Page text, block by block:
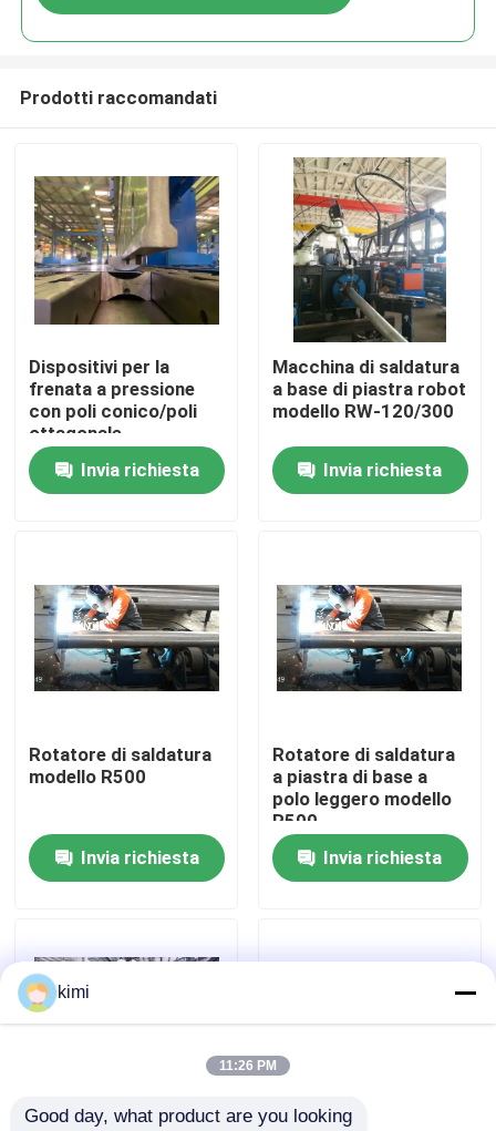
Casa.
Chi Siamo
Visita alla fabbrica
Controllo di qualità
Contattaci
Casi
freno della pressa idraulica di CNC
Prodotti raccomandati
Dispositivi per la
frenata a pressione
con poli conico/poli
ottagonale
Invia richiesta
Macchina di saldatura
a base di piastra robot
modello RW-120/300
Invia richiesta
Rotatore di saldatura
modello R500
Invia richiesta
Rotatore di saldatura
a piastra di base a
polo leggero modello
R500
Invia richiesta
kimi
11:26 PM
Good day, what product are you looking